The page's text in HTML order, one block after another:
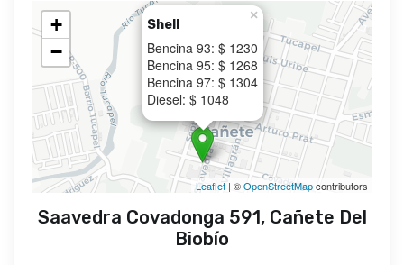
Shell
Bencina 93: $ 1230
Bencina 95: $ 1268
Bencina 97: $ 1304
Diesel: $ 1048
×
+
−
Leaflet | ©OpenStreetMapcontributors
Saavedra Covadonga 591, Cañete Del
Biobío